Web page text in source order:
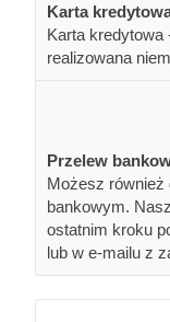
Karta
Karta kredytowa
realizowana
Przelew
Możesz również
bankowym.
ostatnim kroku
lub w e-mailu z